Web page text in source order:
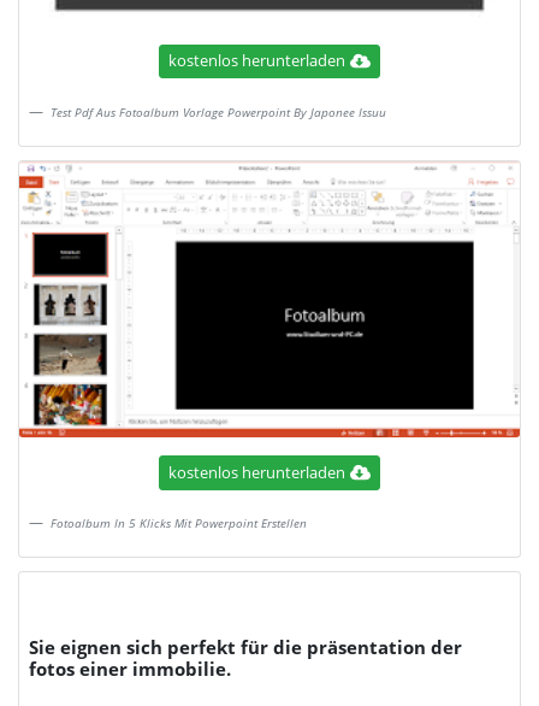
kostenlos herunterladen
Test Pdf Aus Fotoalbum Vorlage Powerpoint By Japonee Issuu
kostenlos herunterladen
Fotoalbum In 5 Klicks Mit Powerpoint Erstellen
Sie eignen sich perfekt für die präsentation der
fotos einer immobilie.